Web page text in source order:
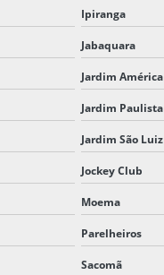
Ipiranga
Jabaquara
Jardim América
Jardim Paulista
Jardim São Luiz
Jockey Club
Moema
Parelheiros
Sacomã